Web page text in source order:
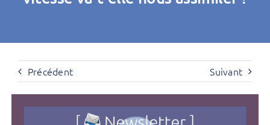
Précédent Suivant